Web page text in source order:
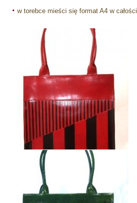
w torebce mieści się format A4 w całości